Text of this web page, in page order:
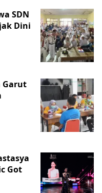
SDN
Dini
Garut
Got